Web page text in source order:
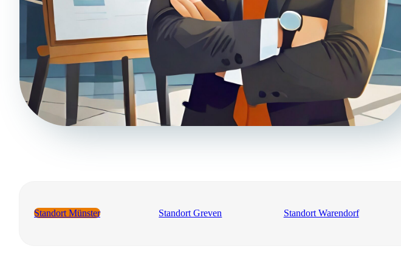
Standort Münster Standort Greven Standort Warendorf